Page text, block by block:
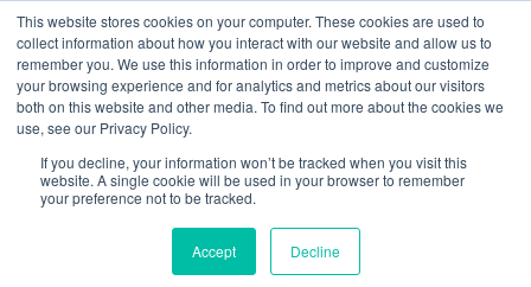
This website stores cookies on your computer. These cookies are used to
collect information about how you interact with our website and allow us to
remember you. We use this information in order to improve and customize
your browsing experience and for analytics and metrics about our visitors
both on this website and other media. To find out more about the cookies we
use, see our Privacy Policy.
If you decline, your information won’t be tracked when you visit this
website. A single cookie will be used in your browser to remember
your preference not to be tracked.
Accept Decline
Aller
au
contenu
principal
01 84 20 18 48
Rappel gratuit
Spécialiste de la formation SST et
de la Formation Incendie
à Paris La Défense depuis 2015